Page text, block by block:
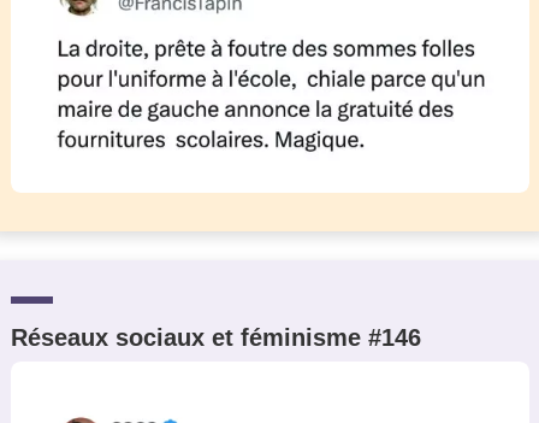
Réseaux sociaux et féminisme #146